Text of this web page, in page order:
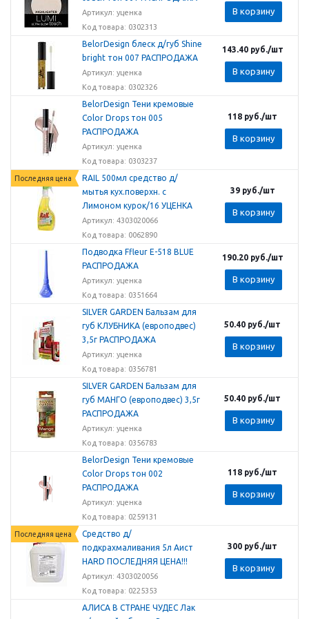
Артикул: уценка
Код товара: 0302313
В корзину
BelorDesign блеск д/губ Shine
bright тон 007 РАСПРОДАЖА
Артикул: уценка
Код товара: 0302326
143.40руб./шт
В корзину
BelorDesign Тени кремовые
Color Drops тон 005
РАСПРОДАЖА
Артикул: уценка
Код товара: 0303237
118 руб./шт
В корзину
Последняя цена
RAIL 500мл средство д/
мытья кух.поверхн. с
Лимоном курок/16 УЦЕНКА
Артикул: 4303020066
Код товара: 0062890
39руб./шт
В корзину
Подводка Ffleur Е-518 BLUE
РАСПРОДАЖА
Артикул: уценка
Код товара: 0351664
190.20руб./шт
В корзину
SILVER GARDEN Бальзам для
губ КЛУБНИКА (европодвес)
3,5г РАСПРОДАЖА
Артикул: уценка
Код товара: 0356781
50.40 руб./шт
В корзину
SILVER GARDEN Бальзам для
губ МАНГО (европодвес) 3,5г
РАСПРОДАЖА
Артикул: уценка
Код товара: 0356783
50.40 руб./шт
В корзину
BelorDesign Тени кремовые
Color Drops тон 002
РАСПРОДАЖА
Артикул: уценка
Код товара: 0259131
118 руб./шт
В корзину
Последняя цена
Средство д/
подкрахмаливания 5л Аист
HARD ПОСЛЕДНЯЯ ЦЕНА!!!
Артикул: 4303020056
Код товара: 0225353
300 руб./шт
В корзину
АЛИСА В СТРАНЕ ЧУДЕС Лак